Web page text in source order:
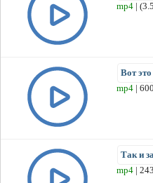
mp4 |
Вот
mp4 |
Так и
mp4 |